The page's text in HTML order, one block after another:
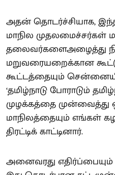
அதன் தொடர்ச்சியாக,
மாநில முதலமைச்சர்கள்
தலைவர்களைஅழைத்து
மறுவரையறைக்கான
கூட்டத்தையும்
‘தமிழ்நாடு போராடும்
முழக்கத்தை முன்வைத்து
மாநிலத்தையும் எங்கள்
திரட்டிக் காட்டினார்.
அனைவரது எதிர்ப்பையும்